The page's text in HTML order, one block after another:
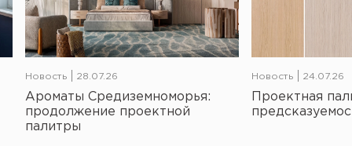
Новость 28.07.26
Ароматы Средиземноморья:
продолжение проектной
палитры
Новость 24.07.26
Проектная